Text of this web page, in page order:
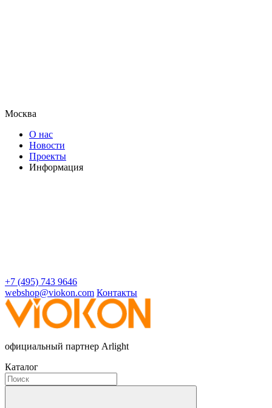
Москва
О нас
Новости
Проекты
Информация
+7 (495) 743 9646
webshop@viokon.com Контакты
официальный партнер Arlight
Каталог